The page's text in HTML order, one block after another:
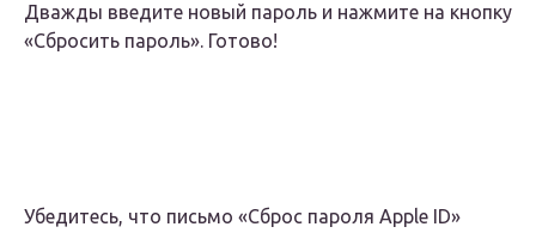
Дважды введите новый пароль и нажмите на кнопку
«Сбросить пароль». Готово!
Убедитесь, что письмо «Сброс пароля Apple ID»